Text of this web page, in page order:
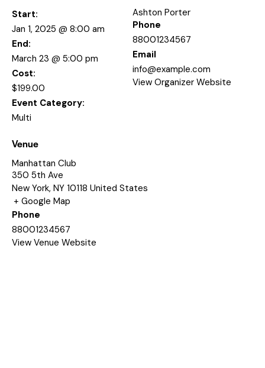
Start:
Jan 1, 2025 @ 8:00 am
End:
March 23 @ 5:00 pm
Cost:
$199.00
Event Category:
Multi
Ashton Porter
Phone
88001234567
Email
info@example.com
View Organizer Website
Venue
Manhattan Club
350 5th Ave
New York, NY 10118 United States
+ Google Map
Phone
88001234567
View Venue Website